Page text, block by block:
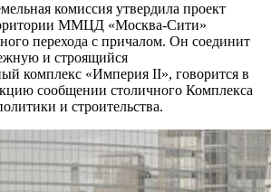
комиссия утвердила проект
ММЦД «Москва-Сити»
перехода с причалом. Он соединит
и строящийся
комплекс «Империя II», говорится в
сообщении столичного Комплекса
и строительства.